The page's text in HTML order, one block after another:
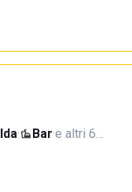
· Bar·e altri 6…